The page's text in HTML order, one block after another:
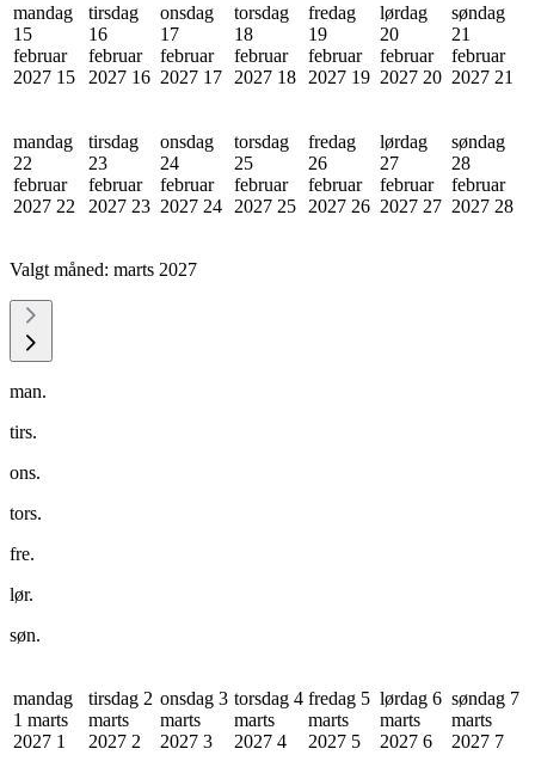
mandag
15
februar
2027 15
tirsdag
16
februar
2027 16
onsdag
17
februar
2027 17
torsdag
18
februar
2027 18
fredag
19
februar
2027 19
lørdag
20
februar
2027 20
søndag
21
februar
2027 21
mandag
22
februar
2027 22
tirsdag
23
februar
2027 23
onsdag
24
februar
2027 24
torsdag
25
februar
2027 25
fredag
26
februar
2027 26
lørdag
27
februar
2027 27
søndag
28
februar
2027 28
Valgt måned: marts 2027
man.
tirs.
ons.
tors.
fre.
lør.
søn.
mandag
1 marts
2027 1
tirsdag 2
marts
2027 2
onsdag 3
marts
2027 3
torsdag 4
marts
2027 4
fredag 5
marts
2027 5
lørdag 6
marts
2027 6
søndag 7
marts
2027 7